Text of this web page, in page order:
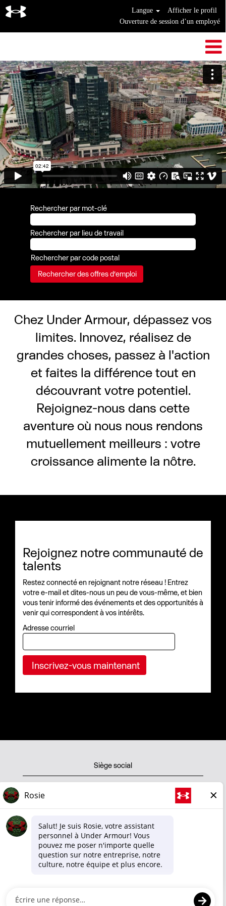
Langue
Afficher le profil
Ouverture de session d’un employé
Rechercher par mot-clé
Rechercher par lieu de travail
Rechercher par code postal
Chez Under Armour, dépassez vos
limites. Innovez, réalisez de
grandes choses, passez à l'action
et faites la différence tout en
découvrant votre potentiel.
Rejoignez-nous dans cette
aventure où nous nous rendons
mutuellement meilleurs : votre
croissance alimente la nôtre.
Rejoignez notre communauté de
talents
Restez connecté en rejoignant notre réseau ! Entrez
votre e-mail et dites-nous un peu de vous-même, et bien
vous tenir informé des événements et des opportunités à
venir qui correspondent à vos intérêts.
Adresse courriel
Siège social
Politique de confidentialité
Conditions d'utilisation
Politique de cookies